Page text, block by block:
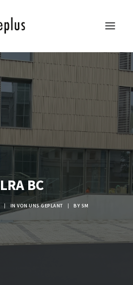
LRA BC
| INVON UNS GEPLANT | BY SM